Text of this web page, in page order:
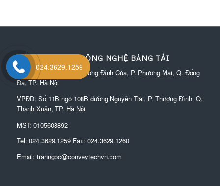
CÔNG TY TNHH CÔNG NGHỆ BĂNG TẢI
Địa chỉ: Số 22 ngõ 91 Lương Đình Của, P. Phương Mai, Q. Đống
Đa, TP. Hà Nội
VPĐD: Số 11B ngõ 108B đường Nguyễn Trãi, P. Thượng Đình, Q.
Thanh Xuân, TP. Hà Nội
MST: 0105608892
Tel: 024.3629.1259Fax: 024.3629.1260
Email: tranngoc@conveytechvn.com
024.3629.1259